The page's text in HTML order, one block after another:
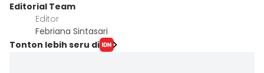
Editorial Team
Editor
Febriana Sintasari
Tonton lebih seru di